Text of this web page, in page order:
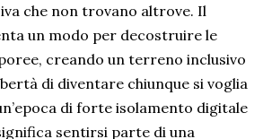
che non trovano altrove. Il
un modo per decostruire le
creando un terreno inclusivo
di diventare chiunque si voglia
di forte isolamento digitale
sentirsi parte di una